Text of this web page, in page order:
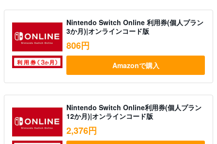
Nintendo Switch Online 利用券(個人プラン
3か月)|オンラインコード版
806円
Amazonで購入
Nintendo Switch Online利用券(個人プラン
12か月)|オンラインコード版
2,376円